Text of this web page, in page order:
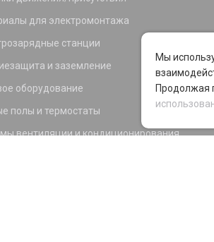
для электромонтажа
станции
и заземление
оборудование
полы и термостаты
вентиляции и кондиционирования
Мы
Продолжая